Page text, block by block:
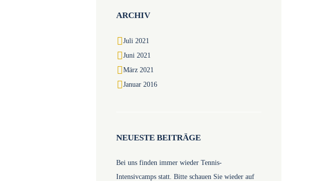
ARCHIV
Juli 2021
Juni 2021
März 2021
Januar 2016
NEUESTE BEITRÄGE
Bei uns finden immer wieder Tennis-
Intensivcamps statt. Bitte schauen Sie wieder auf